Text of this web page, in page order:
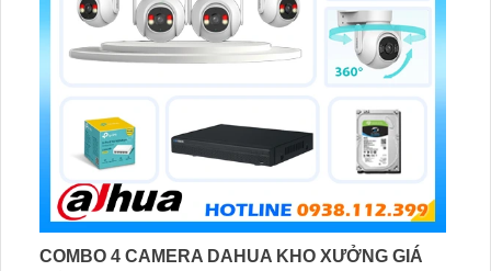
COMBO 4 CAMERA DAHUA KHO XƯỞNG GIÁ